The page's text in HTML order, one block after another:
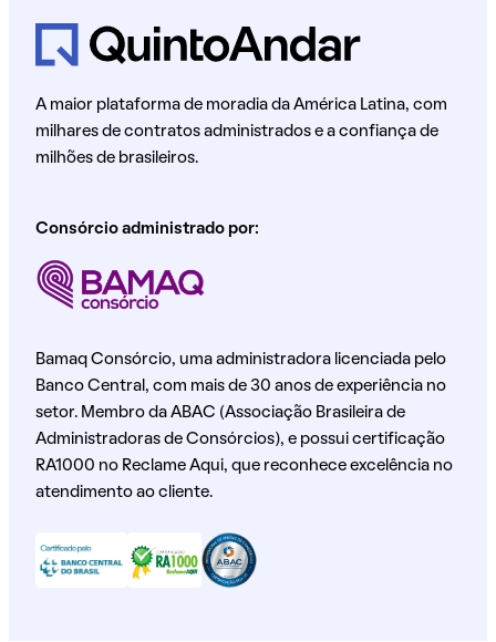
A maior plataforma de moradia da América Latina, com
milhares de contratos administrados e a confiança de
milhões de brasileiros.
Consórcio administrado por:
Bamaq Consórcio, uma administradora licenciada pelo
Banco Central, com mais de 30 anos de experiência no
setor. Membro da ABAC (Associação Brasileira de
Administradoras de Consórcios), e possui certificação
RA1000 no Reclame Aqui, que reconhece excelência no
atendimento ao cliente.